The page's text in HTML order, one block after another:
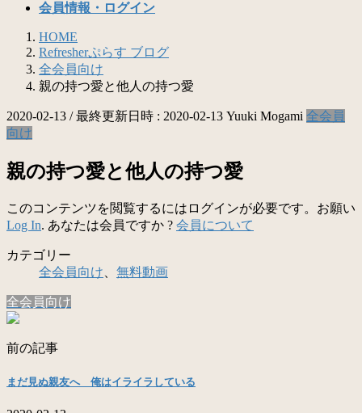
会員情報・ログイン
HOME
Refresherぷらす ブログ
全会員向け
親の持つ愛と他人の持つ愛
2020-02-13 / 最終更新日時 : 2020-02-13 Yuuki Mogami 全会員
向け
親の持つ愛と他人の持つ愛
このコンテンツを閲覧するにはログインが必要です。お願い
Log In. あなたは会員ですか ? 会員について
カテゴリー
全会員向け
無料動画
全会員向け
前の記事
まだ見ぬ親友へ 俺はイライラしている